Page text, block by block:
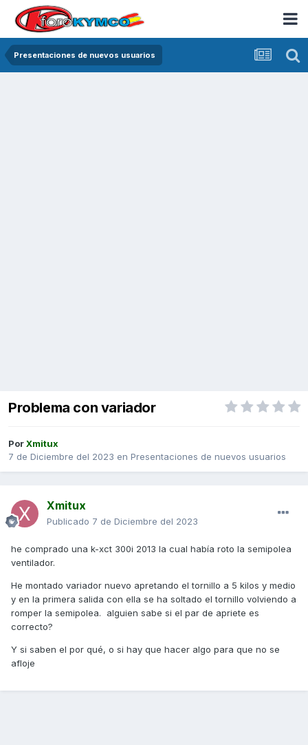
Presentaciones de nuevos usuarios
Problema con variador
PorXmitux
7 de Diciembre del 2023 en Presentaciones de nuevos usuarios
Xmitux
Publicado 7 de Diciembre del 2023
he comprado una k-xct 300i 2013 la cual había roto la semipolea
ventilador.
He montado variador nuevo apretando el tornillo a 5 kilos y medio
y en la primera salida con ella se ha soltado el tornillo volviendo a
romper la semipolea. alguien sabe si el par de apriete es
correcto?
Y si saben el por qué, o si hay que hacer algo para que no se
afloje